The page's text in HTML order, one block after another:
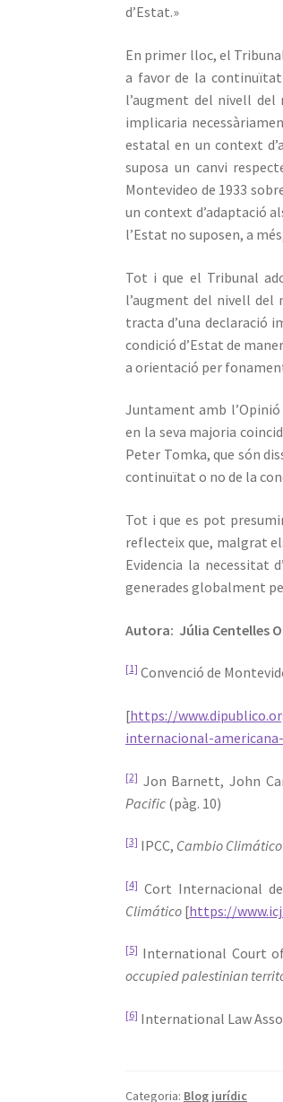
d’Estat.»
En primer lloc, el
a favor de la
l’augment del nivell del
implicaria
estatal en un context
suposa un canvi
Montevideo de 1933
un context d’adaptació
l’Estat no suposen, a
Tot i que el Tribunal
l’augment del nivell
tracta d’una declaració
condició d’Estat de
a orientació per
Juntament amb l’Opinió
en la seva majoria
Peter Tomka, que són
continuïtat o no de la
Tot i que es pot
reflecteix que, malgrat
Evidencia la necessitat
generades globalment
Autora: Júlia Centelles
[1] Convenció de
[https://
internacional-
[2] Jon Barnett, John
Pacific (pàg. 10)
[3] IPCC, Cambio
[4] Cort Internacional
Climático [https://
[5] International Court
occupied palestinian
[6] International Law
Categoria: Blog jurídic